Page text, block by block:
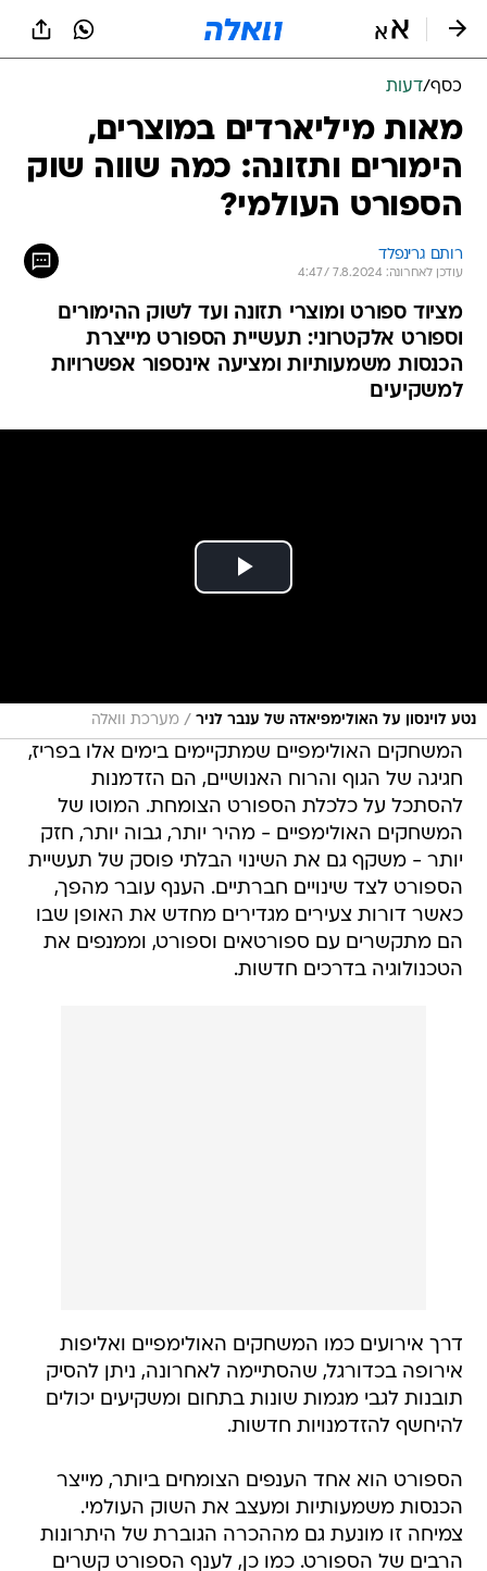
כסף/דעות
מאות מיליארדים במוצרים,
הימורים ותזונה: כמה שווה שוק
הספורט העולמי?
רותם גרינפלד
עודכן לאחרונה: 7.8.2024 / 4:47
מציוד ספורט ומוצרי תזונה ועד לשוק ההימורים
וספורט אלקטרוני: תעשיית הספורט מייצרת
הכנסות משמעותיות ומציעה אינספור אפשרויות
למשקיעים
נטע לוינסון על האולימפיאדה של ענבר לניר / מערכת וואלה
המשחקים האולימפיים שמתקיימים בימים אלו בפריז,
חגיגה של הגוף והרוח האנושיים, הם הזדמנות
להסתכל על כלכלת הספורט הצומחת. המוטו של
המשחקים האולימפיים - מהיר יותר, גבוה יותר, חזק
יותר - משקף גם את השינוי הבלתי פוסק של תעשיית
הספורט לצד שינויים חברתיים. הענף עובר מהפך,
כאשר דורות צעירים מגדירים מחדש את האופן שבו
הם מתקשרים עם ספורטאים וספורט, וממנפים את
הטכנולוגיה בדרכים חדשות.
דרך אירועים כמו המשחקים האולימפיים ואליפות
אירופה בכדורגל, שהסתיימה לאחרונה, ניתן להסיק
תובנות לגבי מגמות שונות בתחום ומשקיעים יכולים
להיחשף להזדמנויות חדשות.
הספורט הוא אחד הענפים הצומחים ביותר, מייצר
הכנסות משמעותיות ומעצב את השוק העולמי.
צמיחה זו מונעת גם מההכרה הגוברת של היתרונות
הרבים של הספורט. כמו כן, לענף הספורט קשרים